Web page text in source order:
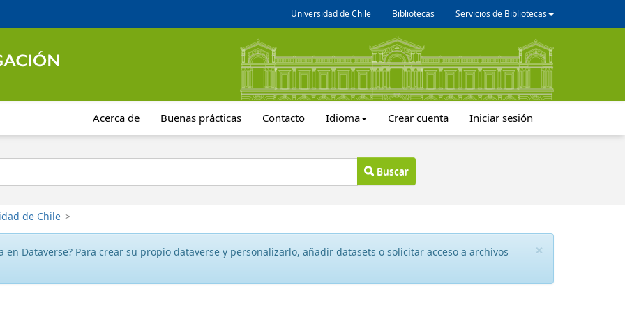
Universidad de Chile Bibliotecas Servicios de Bibliotecas
Acerca de Buenas prácticas Contacto Idioma Crear cuenta Iniciar sesión
Buscar
de Chile >
×
en Dataverse? Para crear su propio dataverse y personalizarlo, añadir datasets o solicitar acceso a archivos